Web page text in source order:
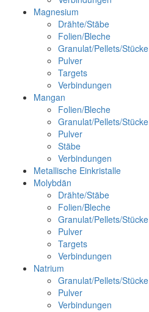
Magnesium
Drähte/Stäbe
Folien/Bleche
Granulat/Pellets/Stücke
Pulver
Targets
Verbindungen
Mangan
Folien/Bleche
Granulat/Pellets/Stücke
Pulver
Stäbe
Verbindungen
Metallische Einkristalle
Molybdän
Drähte/Stäbe
Folien/Bleche
Granulat/Pellets/Stücke
Pulver
Targets
Verbindungen
Natrium
Granulat/Pellets/Stücke
Pulver
Verbindungen